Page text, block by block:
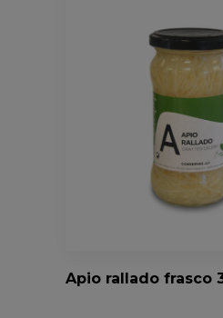
Apio rallado frasco